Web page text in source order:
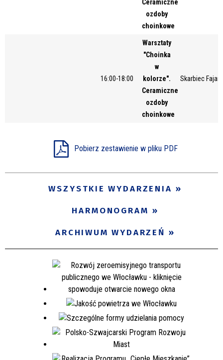
Ceramiczne
ozdoby
choinkowe
16:00-18:00
Warsztaty
"Choinka
w
kolorze".
Ceramiczne
ozdoby
choinkowe
Skarbiec
Pobierz zestawienie w pliku PDF
WSZYSTKIE WYDARZENIA
HARMONOGRAM
ARCHIWUM WYDARZEŃ